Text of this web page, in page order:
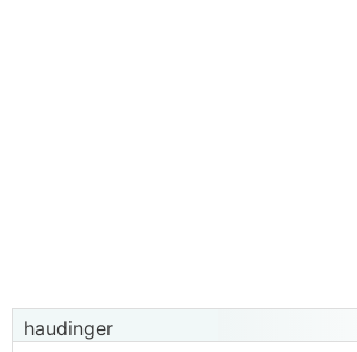
haudinger